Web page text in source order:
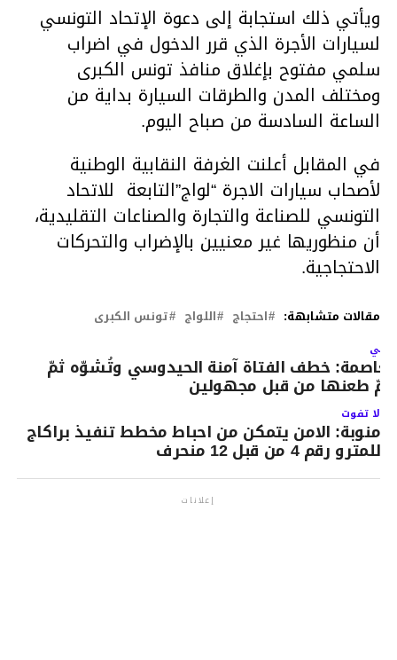
ويأتي ذلك استجابة إلى دعوة الإتحاد التونسي
لسيارات الأجرة الذي قرر الدخول في اضراب
سلمي مفتوح بإغلاق منافذ تونس الكبرى
ومختلف المدن والطرقات السيارة بداية من
الساعة السادسة من صباح اليوم.
في المقابل أعلنت الغرفة النقابية الوطنية
لأصحاب سيارات الاجرة “لواج”التابعة للاتحاد
التونسي للصناعة والتجارة والصناعات التقليدية،
أن منظوريها غير معنيين بالإضراب والتحركات
الاحتجاجية.
مقالات متشابهة: احتجاج اللواج تونس الكبرى
خطف الفتاة آمنة الحيدوسي وتُشوّه ثمّ
طعنها من قبل مجهولين
لا تفوت
منوبة: الامن يتمكن من احباط مخطط تنفيذ براكاج
للمترو رقم 4 من قبل 12 منحرف
إعلانات